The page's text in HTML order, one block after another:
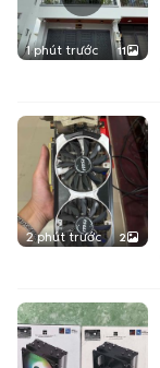
1 phút trước 11
2 phút trước 2